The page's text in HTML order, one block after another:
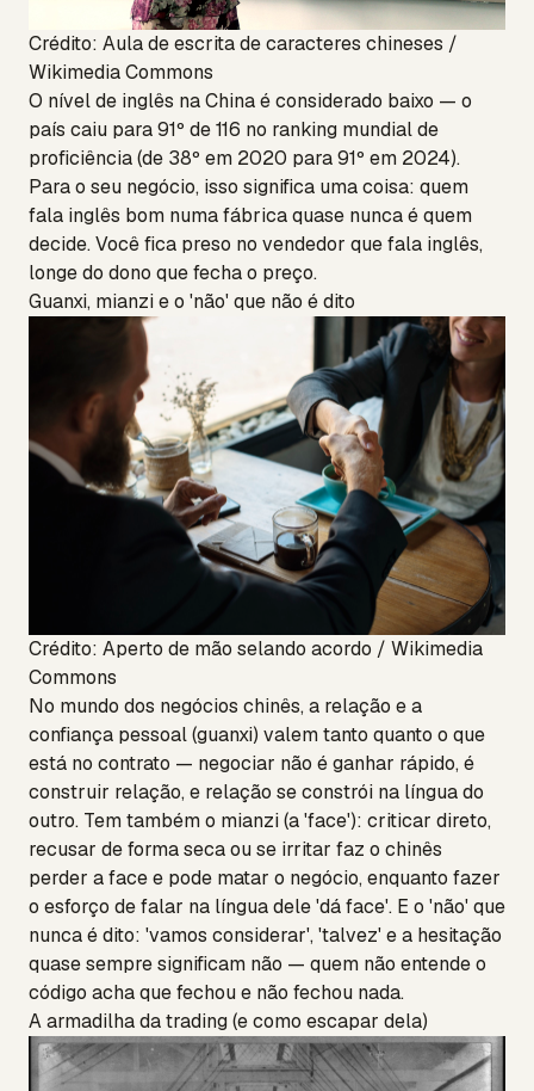
Crédito: Aula de escrita de caracteres chineses /
Wikimedia Commons
O nível de inglês na China é considerado baixo — o
país caiu para 91º de 116 no ranking mundial de
proficiência (de 38º em 2020 para 91º em 2024).
Para o seu negócio, isso significa uma coisa: quem
fala inglês bom numa fábrica quase nunca é quem
decide. Você fica preso no vendedor que fala inglês,
longe do dono que fecha o preço.
Guanxi, mianzi e o 'não' que não é dito
Crédito: Aperto de mão selando acordo / Wikimedia
Commons
No mundo dos negócios chinês, a relação e a
confiança pessoal (guanxi) valem tanto quanto o que
está no contrato — negociar não é ganhar rápido, é
construir relação, e relação se constrói na língua do
outro. Tem também o mianzi (a 'face'): criticar direto,
recusar de forma seca ou se irritar faz o chinês
perder a face e pode matar o negócio, enquanto fazer
o esforço de falar na língua dele 'dá face'. E o 'não' que
nunca é dito: 'vamos considerar', 'talvez' e a hesitação
quase sempre significam não — quem não entende o
código acha que fechou e não fechou nada.
A armadilha da trading (e como escapar dela)